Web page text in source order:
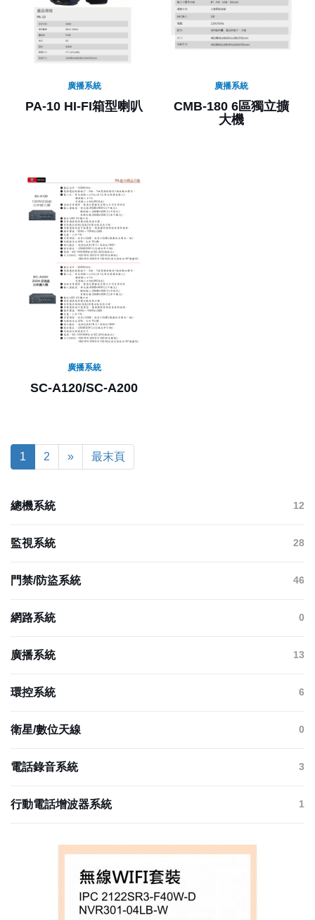
廣播系統
PA-10 HI-FI箱型喇叭
廣播系統
CMB-180 6區獨立擴
大機
廣播系統
SC-A120/SC-A200
1 2 » 最末頁
總機系統 12
監視系統 28
門禁/防盜系統 46
網路系統 0
廣播系統 13
環控系統 6
衛星/數位天線 0
電話錄音系統 3
行動電話增波器系統 1